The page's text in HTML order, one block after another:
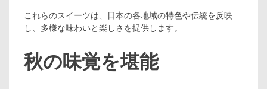
これらのスイーツは、日本の各地域の特色や伝統を反映
し、多様な味わいと楽しさを提供します。
秋の味覚を堪能